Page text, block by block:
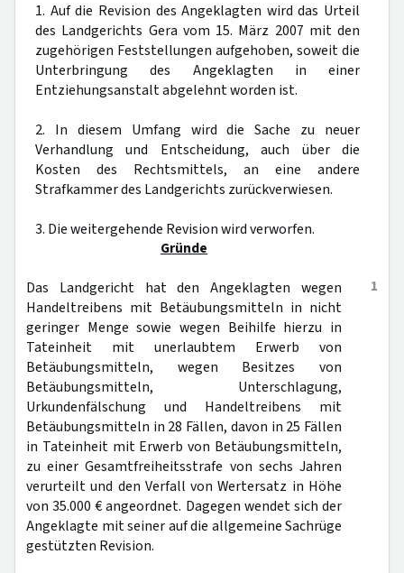
1. Auf die Revision des Angeklagten wird das Urteil
des Landgerichts Gera vom 15. März 2007 mit den
zugehörigen Feststellungen aufgehoben, soweit die
Unterbringung des Angeklagten in einer
Entziehungsanstalt abgelehnt worden ist.
2. In diesem Umfang wird die Sache zu neuer
Verhandlung und Entscheidung, auch über die
Kosten des Rechtsmittels, an eine andere
Strafkammer des Landgerichts zurückverwiesen.
3. Die weitergehende Revision wird verworfen.
Gründe
1
Das Landgericht hat den Angeklagten wegen
Handeltreibens mit Betäubungsmitteln in nicht
geringer Menge sowie wegen Beihilfe hierzu in
Tateinheit mit unerlaubtem Erwerb von
Betäubungsmitteln, wegen Besitzes von
Betäubungsmitteln, Unterschlagung,
Urkundenfälschung und Handeltreibens mit
Betäubungsmitteln in 28 Fällen, davon in 25 Fällen
in Tateinheit mit Erwerb von Betäubungsmitteln,
zu einer Gesamtfreiheitsstrafe von sechs Jahren
verurteilt und den Verfall von Wertersatz in Höhe
von 35.000 € angeordnet. Dagegen wendet sich der
Angeklagte mit seiner auf die allgemeine Sachrüge
gestützten Revision.